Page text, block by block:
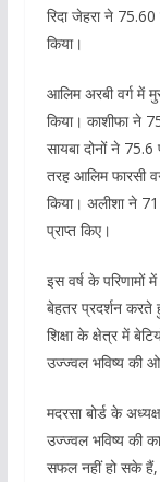
रिदा जेहरा ने
किया।
आलिम अरबी वर्ग में
किया। काशीफा ने
सायबा दोनों ने
तरह आलिम फारसी
किया। अलीशा ने
प्राप्त किए।
इस वर्ष के परिणामों
बेहतर प्रदर्शन करते
शिक्षा के क्षेत्र में
उज्ज्वल भविष्य की
मदरसा बोर्ड के
उज्ज्वल भविष्य की
सफल नहीं हो सके हैं,